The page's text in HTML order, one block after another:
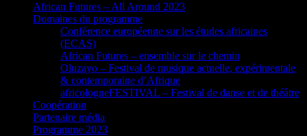
African Futures – All Around 2023
Domaines du programme
Conférence européenne sur les études africaines
(ECAS)
African Futures – ensemble sur le chemin
Oluzayo – Festival de musique actuelle, expérimentale
& contemporaine d’Afrique
africologneFESTIVAL – Festival de danse et de théâtre
Coopération
Partenaire média
Programme 2023